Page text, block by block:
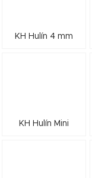
KH Hulín 4 mm
KH Hulín Mini